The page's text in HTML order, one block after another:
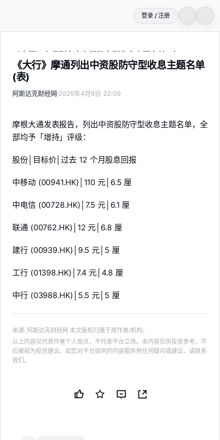
登录 / 注册
《大行》摩通列出中资股防守型收息主题名单 (表)
《大行》摩通列出中资股防守型收息主题名单
(表)
阿斯达克财经网 2026年4月9日 22:09
摩根大通发表报告，列出中资股防守型收息主题名单，全
部均予「增持」评级：
股份│目标价│过去 12 个月股息回报
中移动 (00941.HK)│110 元│6.5 厘
中电信 (00728.HK)│7.5 元│6.1 厘
联通 (00762.HK)│12 元│6.8 厘
建行 (00939.HK)│9.5 元│5 厘
工行 (01398.HK)│7.4 元│4.8 厘
中行 (03988.HK)│5.5 元│5 厘
来源: 阿斯达克财经网 本文版权归属于原作者/机构。
以上内容仅代表作者个人观点，不代表平台立场。本内容仅供投资参考，不
应被视为投资建议。如您对平台提供的内容服务有任何疑问或建议，请联系
我们。
LongbridgeAI